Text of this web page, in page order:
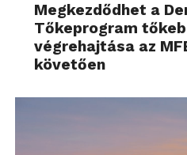
Megkezdődhet a
Tőkeprogram
végrehajtása az
követően